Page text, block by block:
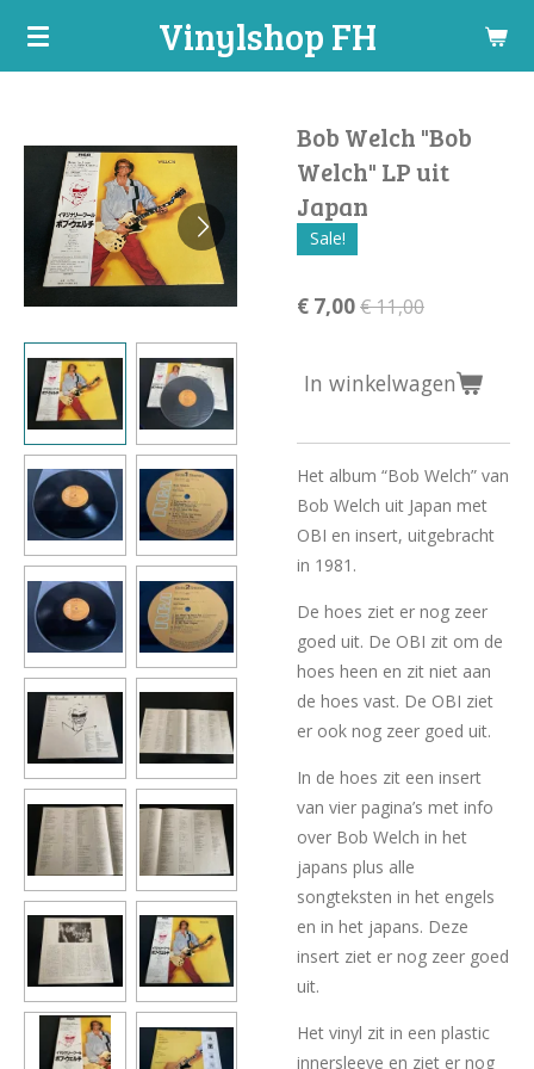
Ga
hoofdinhoud
Vinylshop FH
Bob Welch "Bob
Welch" LP uit
Japan
Sale!
€ 7,00€ 11,00
In winkelwagen
Het album “Bob Welch” van
Bob Welch uit Japan met
OBI en insert, uitgebracht
in 1981.
De hoes ziet er nog zeer
goed uit. De OBI zit om de
hoes heen en zit niet aan
de hoes vast. De OBI ziet
er ook nog zeer goed uit.
In de hoes zit een insert
van vier pagina’s met info
over Bob Welch in het
japans plus alle
songteksten in het engels
en in het japans. Deze
insert ziet er nog zeer goed
uit.
Het vinyl zit in een plastic
innersleeve en ziet er nog